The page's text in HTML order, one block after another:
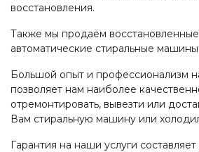
восстановления.
Также мы продаём
автоматические стиральные
Большой опыт и профессионализм
позволяет нам наиболее
отремонтировать, вывезти или
Вам стиральную машину или
Гарантия на наши услуги